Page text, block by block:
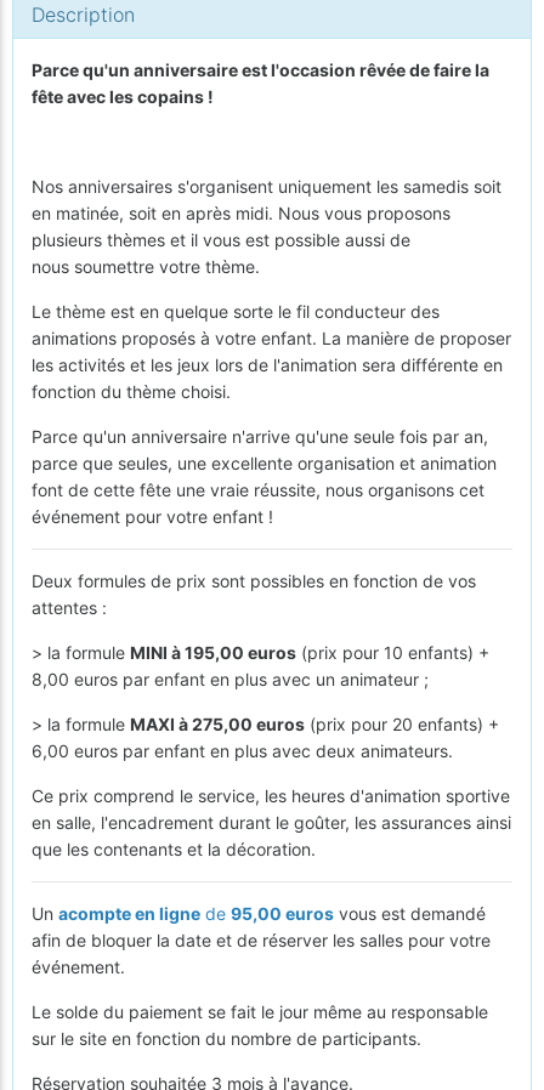
Description
Parce qu'un anniversaire est l'occasion rêvée de faire la
fête avec les copains !
Nos anniversaires s'organisent uniquement les samedis soit
en matinée, soit en après midi. Nous vous proposons
plusieurs thèmes et il vous est possible aussi de
nous soumettre votre thème.
Le thème est en quelque sorte le fil conducteur des
animations proposés à votre enfant. La manière de proposer
les activités et les jeux lors de l'animation sera différente en
fonction du thème choisi.
Parce qu'un anniversaire n'arrive qu'une seule fois par an,
parce que seules, une excellente organisation et animation
font de cette fête une vraie réussite, nous organisons cet
événement pour votre enfant !
Deux formules de prix sont possibles en fonction de vos
attentes :
> la formule MINI à 195,00 euros (prix pour 10 enfants) +
8,00 euros par enfant en plus avec un animateur ;
> la formule MAXI à 275,00 euros (prix pour 20 enfants) +
6,00 euros par enfant en plus avec deux animateurs.
Ce prix comprend le service, les heures d'animation sportive
en salle, l'encadrement durant le goûter, les assurances ainsi
que les contenants et la décoration.
Un acompte en ligne de 95,00 euros vous est demandé
afin de bloquer la date et de réserver les salles pour votre
événement.
Le solde du paiement se fait le jour même au responsable
sur le site en fonction du nombre de participants.
Réservation souhaitée 3 mois à l'avance.